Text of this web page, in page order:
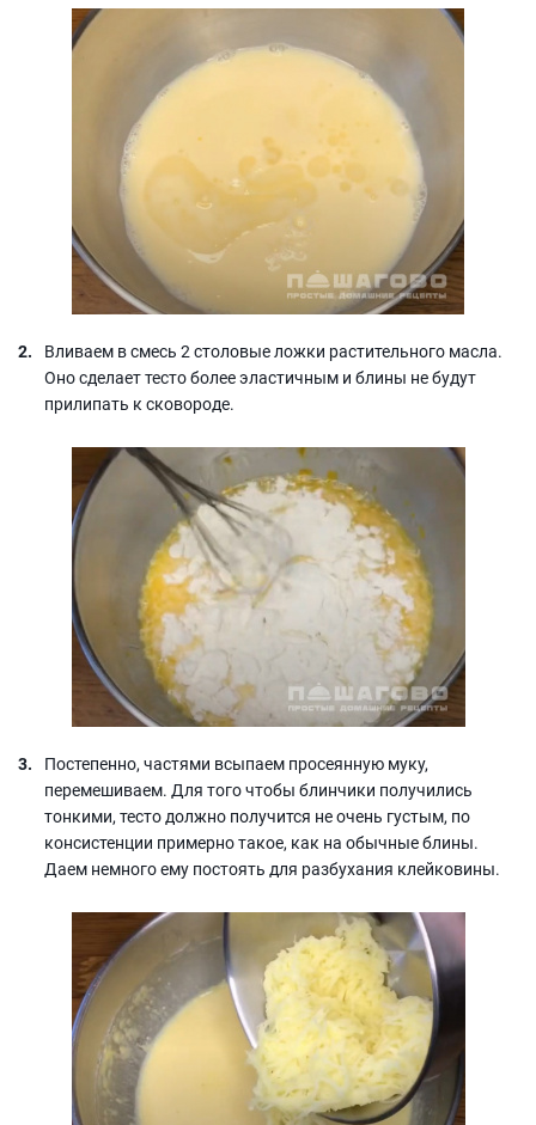
Вливаем в смесь 2 столовые ложки растительного масла.
Оно сделает тесто более эластичным и блины не будут
прилипать к сковороде.
Постепенно, частями всыпаем просеянную муку,
перемешиваем. Для того чтобы блинчики получились
тонкими, тесто должно получится не очень густым, по
консистенции примерно такое, как на обычные блины.
Даем немного ему постоять для разбухания клейковины.